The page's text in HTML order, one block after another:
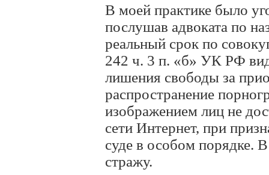
В моей практике было
послушав адвоката по
реальный срок по
242 ч. 3 п. «б» УК РФ
лишения свободы за
распространение
изображением лиц не
сети Интернет, при
суде в особом порядке.
стражу.